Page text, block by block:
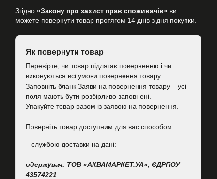
Згідно «Закону про захист прав споживачів» ви
можете повернути товар протягом 14 днів з дня покупки.
Як повернути товар
Перевірте, чи товар підлягає поверненню і чи
виконуються всі умови повернення товару.
Заповніть бланк Заяви на повернення товару – усі
поля мають бути розбірливо заповнені.
Упакуйте товар разом із заявою на повернення.
Поверніть товар доступним для вас способом:
cлужбою доставки на дані:
одержувач: ТОВ «АКВАМАРКЕТ.УА», ЄДРПОУ
43574221